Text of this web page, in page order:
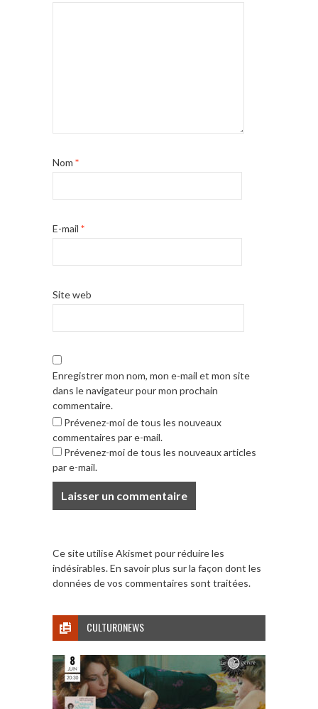
Nom *
E-mail *
Site web
Enregistrer mon nom, mon e-mail et mon site
dans le navigateur pour mon prochain
commentaire.
Prévenez-moi de tous les nouveaux
commentaires par e-mail.
Prévenez-moi de tous les nouveaux articles
par e-mail.
Ce site utilise Akismet pour réduire les
indésirables.En savoir plus sur la façon dont les
données de vos commentaires sont traitées.
CULTURONEWS